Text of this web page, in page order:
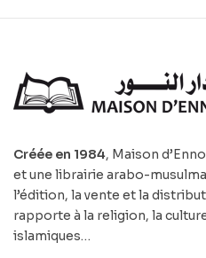
Créée en 1984, Maison
et une librairie arabo-
l’édition, la vente et la
rapporte à la religion, la
islamiques…